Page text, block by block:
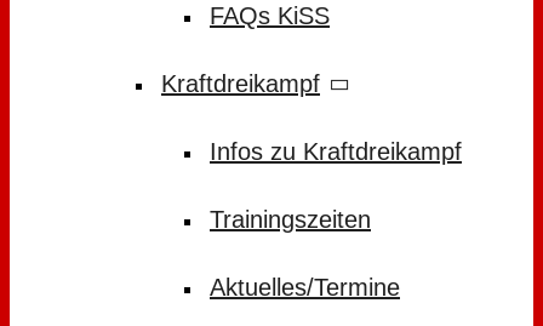
FAQs KiSS
Kraftdreikampf
Infos zu Kraftdreikampf
Trainingszeiten
Aktuelles/Termine